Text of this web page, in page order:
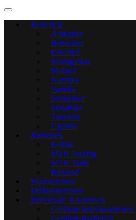
Reiseziele
Äthiopien
Botswana
Eswatini
Madagaskar
Malawi
Namibia
Sambia
Simbabwe
Südafrika
Tansania
Uganda
Radreisen
E-Bike
MTB Touring
MTB Trails
Rennrad
Wanderreisen
Multiaktivreisen
Individual / Kurzreisen
Geführte Individualreisen
Geführte Radreisen